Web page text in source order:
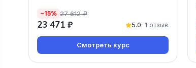
−15% 27 612 ₽
23 471 ₽ 5.0· 1 отзыв
Смотреть курс